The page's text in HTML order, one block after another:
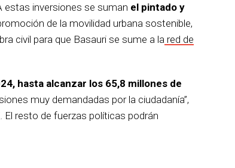
estas inversiones se suman el pintado y
de la movilidad urbana sostenible,
civil para que Basauri se sume a la red de
hasta alcanzar los 65,8 millones de
muy demandadas por la ciudadanía”,
El resto de fuerzas políticas podrán